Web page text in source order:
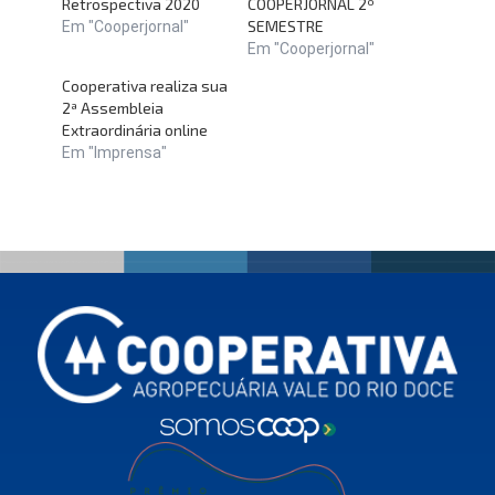
Retrospectiva 2020
Em "Cooperjornal"
COOPERJORNAL 2º
SEMESTRE
Em "Cooperjornal"
Cooperativa realiza sua
2ª Assembleia
Extraordinária online
Em "Imprensa"